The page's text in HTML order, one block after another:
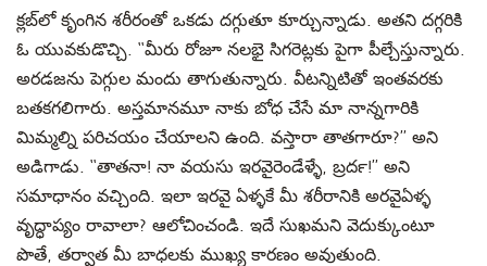
క్లబ్‍లో కృంగిన శరీరంతో ఒకడు దగ్గుతూ కూర్చున్నాడు. అతని దగ్గరికి
ఓ యువకుడొచ్చి. ‘‘మీరు రోజూ నలభై సిగరెట్లకు పైగా పీల్చేస్తున్నారు.
అరడజను పెగ్గుల మందు తాగుతున్నారు. వీటన్నిటితో ఇంతవరకు
బతకగలిగారు. అస్తమానమూ నాకు బోధ చేసే మా నాన్నగారికి
మిమ్మల్ని పరిచయం చేయాలని ఉంది. వస్తారా తాతగారూ?’’ అని
అడిగాడు. ‘‘తాతనా! నా వయసు ఇరవైరెండేళ్ళే, బ్రదర్‍!’’ అని
సమాధానం వచ్చింది. ఇలా ఇరవై ఏళ్ళకే మీ శరీరానికి అరవైఏళ్ళ
వృద్ధాప్యం రావాలా? ఆలోచించండి. ఇదే సుఖమని వెదుక్కుంటూ
పొతే, తర్వాత మీ బాధలకు ముఖ్య కారణం అవుతుంది.